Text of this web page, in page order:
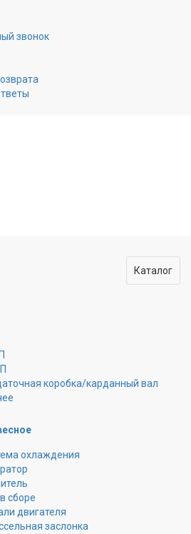
звонок
Каталог
коробка/карданный вал
охлаждения
сборе
двигателя
заслонка